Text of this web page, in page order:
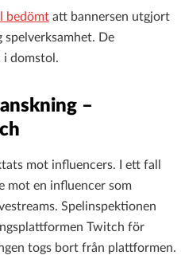
bedömt att bannersen utgjort
De
i domstol.
–
mot influencers. I ett fall
mot en influencer som
Spelinspektionen
Twitch för
togs bort från plattformen.